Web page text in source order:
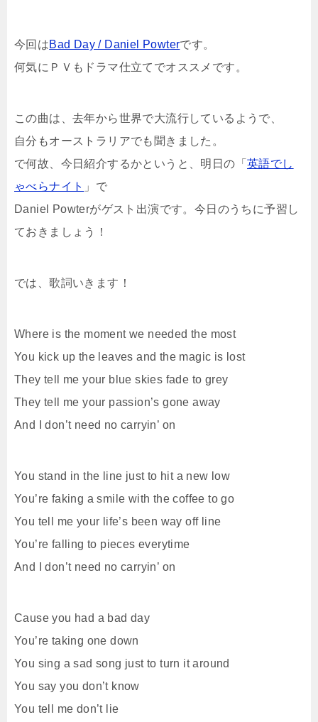
今回はBad Day / Daniel Powterです。
何気にＰＶもドラマ仕立てでオススメです。
この曲は、去年から世界で大流行しているようで、
自分もオーストラリアでも聞きました。
で何故、今日紹介するかというと、明日の「 英語でし
ゃべらナイト 」で
Daniel Powterがゲスト出演です。今日のうちに予習し
ておきましょう！
では、歌詞いきます！
Where is the moment we needed the most
You kick up the leaves and the magic is lost
They tell me your blue skies fade to grey
They tell me your passion’s gone away
And I don’t need no carryin’ on
You stand in the line just to hit a new low
You’re faking a smile with the coffee to go
You tell me your life’s been way off line
You’re falling to pieces everytime
And I don’t need no carryin’ on
Cause you had a bad day
You’re taking one down
You sing a sad song just to turn it around
You say you don’t know
You tell me don’t lie